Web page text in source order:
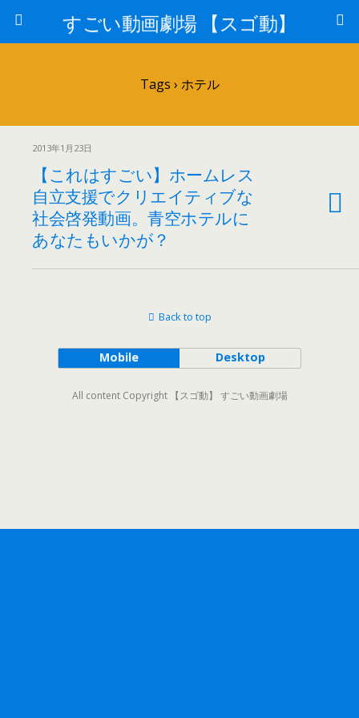
すごい動画劇場 【スゴ動】
Tags › ホテル
2013年1月23日
【これはすごい】ホームレス
自立支援でクリエイティブな
社会啓発動画。青空ホテルに
あなたもいかが？
Back to top
Mobile Desktop
All content Copyright 【スゴ動】 すごい動画劇場